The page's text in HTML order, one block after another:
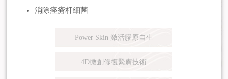
消除痤瘡杆細菌
Power Skin 激活膠原自生
4D微創修復緊膚技術